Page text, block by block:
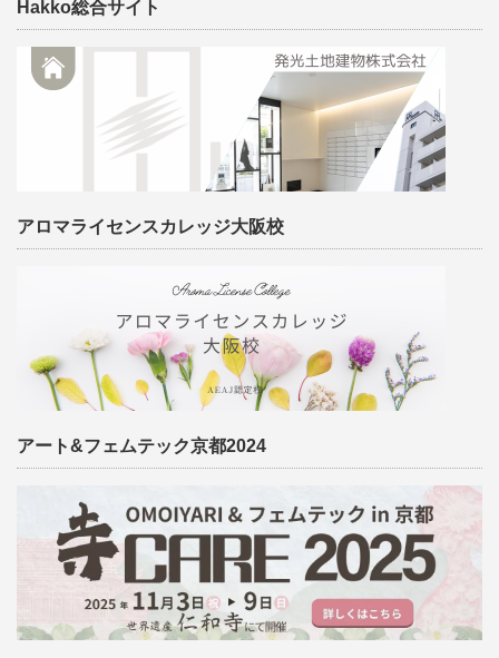
Hakko総合サイト
アロマライセンスカレッジ大阪校
アート&フェムテック京都2024